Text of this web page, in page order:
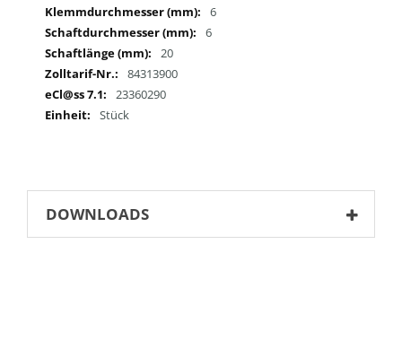
6
6
20
84313900
23360290
Stück
DOWNLOADS